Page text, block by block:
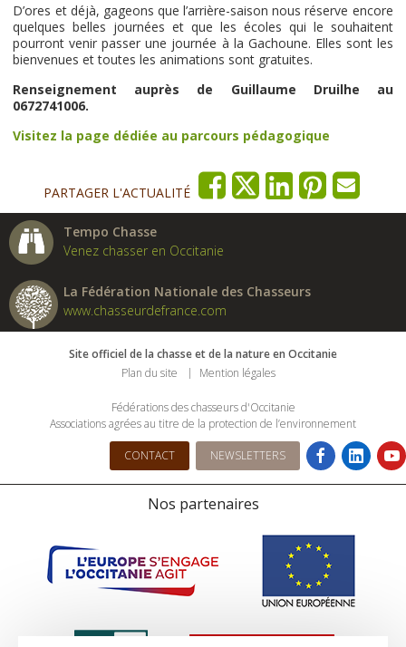
D’ores et déjà, gageons que l’arrière-saison nous réserve encore
quelques belles journées et que les écoles qui le souhaitent
pourront venir passer une journée à la Gachoune. Elles sont les
bienvenues et toutes les animations sont gratuites.
Renseignement auprès de Guillaume Druilhe au
0672741006.
Visitez la page dédiée au parcours pédagogique
PARTAGER L'ACTUALITÉ
Tempo Chasse
Venez chasser en Occitanie
La Fédération Nationale des Chasseurs
www.chasseurdefrance.com
Site officiel de la chasse et de la nature en Occitanie
Plan du site
Mention légales
Fédérations des chasseurs d'Occitanie
Associations agrées au titre de la protection de l’environnement
CONTACT NEWSLETTERS
Nos partenaires